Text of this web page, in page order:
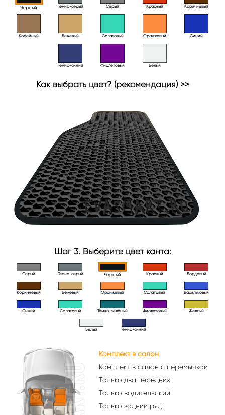
Черный Тёмно-серый Серый Красный Коричневый
Кофейный Бежевый Салатовый Оранжевый Синий
Темно-синий Фиолетовый Белый
Как выбрать цвет? (рекомендация) >>
Шаг 3. Выберите цвет канта:
Серый Темно-серый Черный Красный Бордовый
Коричневый Бежевый Оранжевый Салатовый Васильковый
Синий Салатовый Тёмно-зелёный Фиолетовый Желтый
Белый Тёмно-синий
Комплект в салон
Комплект в салон с перемычкой
Только два передних
Только водительский
Только задний ряд